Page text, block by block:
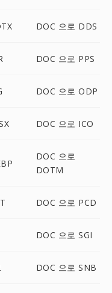
DOC 으로 DDS
DOC 으로 PPS
DOC 으로 ODP
DOC 으로 ICO
DOC 으로
DOTM
DOC 으로 PCD
DOC 으로 SGI
DOC 으로 SNB